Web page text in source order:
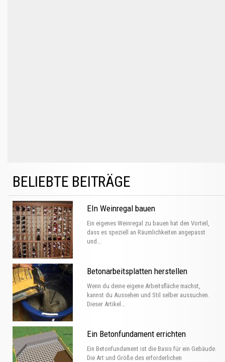
BELIEBTE BEITRÄGE
EIn Weinregal bauen
Ein eigenes Weinregal zu bauen hat den Vorteil,
dass es speziell an Räumlichkeiten angepasst
und...
Betonarbeitsplatten herstellen
Wenn du deine eigene Arbeitsfläche machst,
kannst du Aussehen und Stil selber aussuchen.
Dieser Artikel...
Ein Betonfundament errichten
Ein Betonfundament ist die Basis für ein Gebäude.
Die Art und Größe des erforderlichen